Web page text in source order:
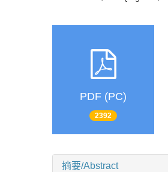
PDF (PC)
2392
摘要/Abstract